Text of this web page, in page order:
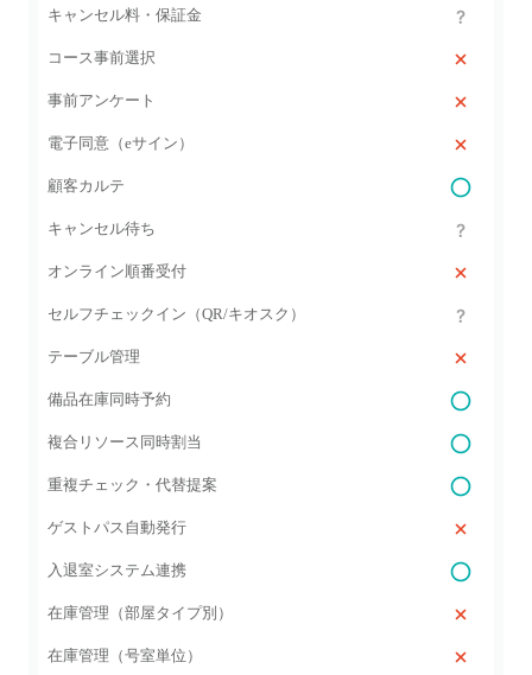
キャンセル料・保証金
コース事前選択
事前アンケート
電子同意（eサイン）
顧客カルテ
キャンセル待ち
オンライン順番受付
セルフチェックイン（QR/キオスク）
テーブル管理
備品在庫同時予約
複合リソース同時割当
重複チェック・代替提案
ゲストパス自動発行
入退室システム連携
在庫管理（部屋タイプ別）
在庫管理（号室単位）